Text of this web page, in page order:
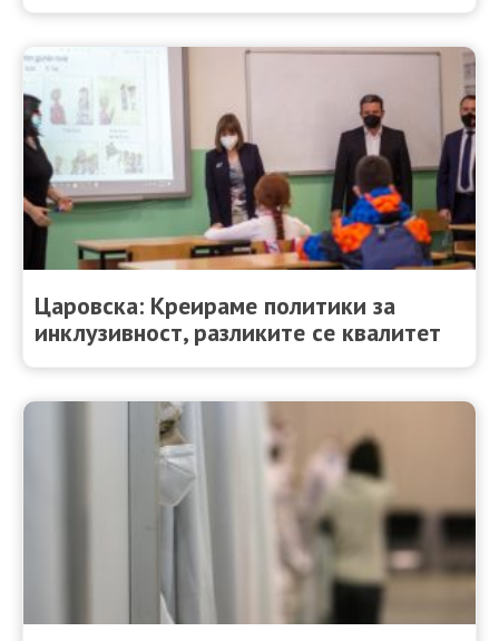
Царовска: Креираме политики за
инклузивност, разликите се квалитет